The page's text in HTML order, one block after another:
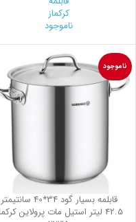
کرکماز
ناموجود
ناموجود
قابلمه بسیار گود 34*40 سانتیمتر
42.5 لیتر استیل مات پرولاین